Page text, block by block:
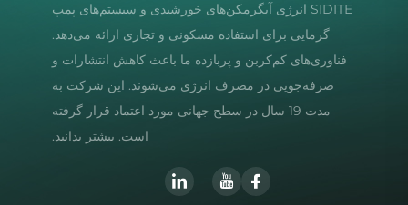
SIDITE انرژی آبگرمکن‌های خورشیدی و سیستم‌های پمپ
گرمایی برای استفاده مسکونی و تجاری ارائه می‌دهد.
فناوری‌های کم‌کربن و پربازده ما باعث کاهش انتشارات و
صرفه‌جویی در مصرف انرژی می‌شوند. این شرکت به
مدت 19 سال در سطح جهانی مورد اعتماد قرار گرفته
است. بیشتر بدانید.